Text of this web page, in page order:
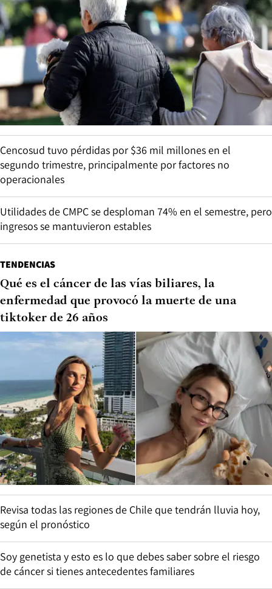
Cencosud tuvo pérdidas por $36 mil millones en el
segundo trimestre, principalmente por factores no
operacionales
Utilidades de CMPC se desploman 74% en el semestre, pero
ingresos se mantuvieron estables
TENDENCIAS
Qué es el cáncer de las vías biliares, la
enfermedad que provocó la muerte de una
tiktoker de 26 años
Revisa todas las regiones de Chile que tendrán lluvia hoy,
según el pronóstico
Soy genetista y esto es lo que debes saber sobre el riesgo
de cáncer si tienes antecedentes familiares